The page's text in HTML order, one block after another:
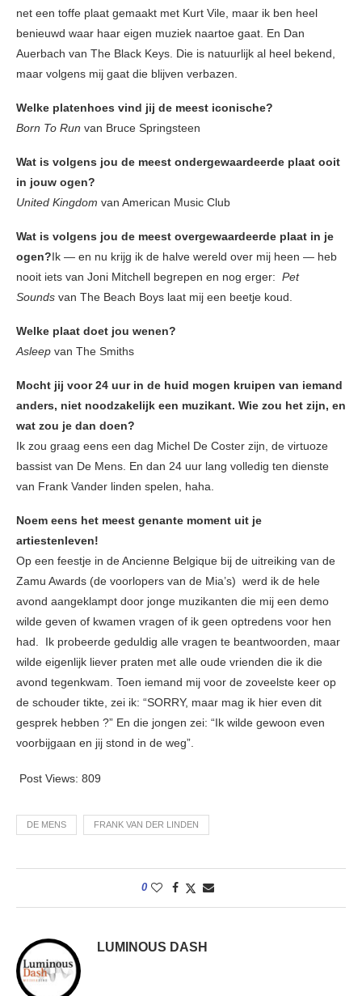
net een toffe plaat gemaakt met Kurt Vile, maar ik ben heel
benieuwd waar haar eigen muziek naartoe gaat. En Dan
Auerbach van The Black Keys. Die is natuurlijk al heel bekend,
maar volgens mij gaat die blijven verbazen.
Welke platenhoes vind jij de meest iconische?
Born To Run van Bruce Springsteen
Wat is volgens jou de meest ondergewaardeerde plaat ooit
in jouw ogen?
United Kingdom van American Music Club
Wat is volgens jou de meest overgewaardeerde plaat in je
ogen?Ik — en nu krijg ik de halve wereld over mij heen — heb
nooit iets van Joni Mitchell begrepen en nog erger: Pet
Sounds van The Beach Boys laat mij een beetje koud.
Welke plaat doet jou wenen?
Asleep van The Smiths
Mocht jij voor 24 uur in de huid mogen kruipen van iemand
anders, niet noodzakelijk een muzikant. Wie zou het zijn, en
wat zou je dan doen?
Ik zou graag eens een dag Michel De Coster zijn, de virtuoze
bassist van De Mens. En dan 24 uur lang volledig ten dienste
van Frank Vander linden spelen, haha.
Noem eens het meest genante moment uit je
artiestenleven!
Op een feestje in de Ancienne Belgique bij de uitreiking van de
Zamu Awards (de voorlopers van de Mia’s) werd ik de hele
avond aangeklampt door jonge muzikanten die mij een demo
wilde geven of kwamen vragen of ik geen optredens voor hen
had. Ik probeerde geduldig alle vragen te beantwoorden, maar
wilde eigenlijk liever praten met alle oude vrienden die ik die
avond tegenkwam. Toen iemand mij voor de zoveelste keer op
de schouder tikte, zei ik: “SORRY, maar mag ik hier even dit
gesprek hebben ?” En die jongen zei: “Ik wilde gewoon even
voorbijgaan en jij stond in de weg”.
Post Views: 809
DE MENS FRANK VAN DER LINDEN
0
LUMINOUS DASH